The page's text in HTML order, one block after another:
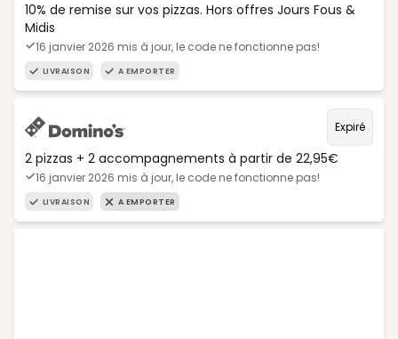
10% de remise sur vos pizzas. Hors offres Jours Fous &
Midis
16 janvier 2026 mis à jour, le code ne fonctionne pas!
LIVRAISON A EMPORTER
Expiré
2 pizzas + 2 accompagnements à partir de 22,95€
16 janvier 2026 mis à jour, le code ne fonctionne pas!
LIVRAISON A EMPORTER